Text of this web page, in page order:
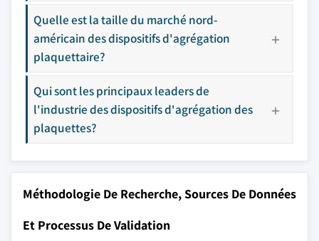
Quelle est la taille du marché nord-
américain des dispositifs d'agrégation
plaquettaire?
Qui sont les principaux leaders de
l'industrie des dispositifs d'agrégation des
plaquettes?
Méthodologie De Recherche, Sources De Données
Et Processus De Validation